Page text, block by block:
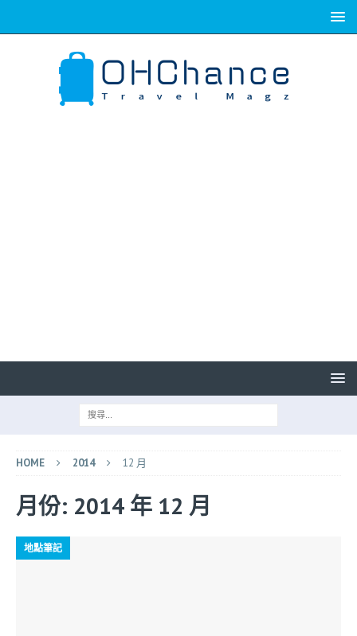
HOME 2014 12 月
月份: 2014 年 12 月
地點筆記